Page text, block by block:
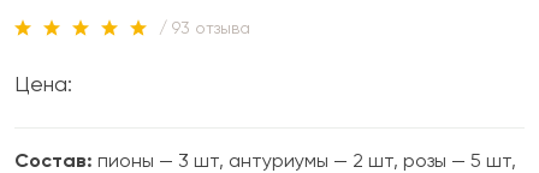
/ 93 отзыва
Цена:
Состав: пионы — 3 шт, антуриумы — 2 шт, розы — 5 шт,